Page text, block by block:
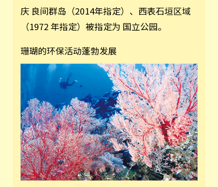
庆 良间群岛（2014年指定）、西表石垣区域
（1972 年指定）被指定为 国立公园。
珊瑚的环保活动蓬勃发展